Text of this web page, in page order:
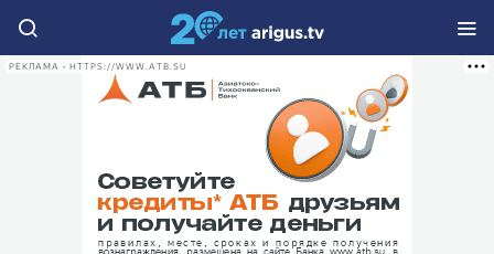
РЕКЛАМА • HTTPS://WWW.ATB.SU